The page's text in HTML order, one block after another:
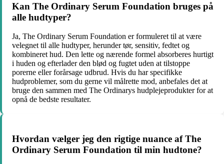
Kan The Ordinary Serum Foundation bruges på
alle hudtyper?
Ja, The Ordinary Serum Foundation er formuleret til at være
velegnet til alle hudtyper, herunder tør, sensitiv, fedtet og
kombineret hud. Den lette og nærende formel absorberes hurtigt
i huden og efterlader den blød og fugtet uden at tilstoppe
porerne eller forårsage udbrud. Hvis du har specifikke
hudproblemer, som du gerne vil målrette mod, anbefales det at
bruge den sammen med The Ordinarys hudplejeprodukter for at
opnå de bedste resultater.
Hvordan vælger jeg den rigtige nuance af The
Ordinary Serum Foundation til min hudtone?